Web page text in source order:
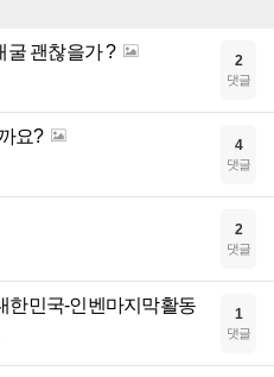
굴 괜찮을가 ? 2
댓글
요? 4
댓글
2
댓글
한민국-인벤마지막활동 1
댓글